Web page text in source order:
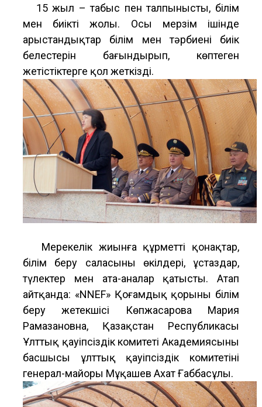
15 жыл – табыс пен талпыныстың, білім
мен биіктің жолы. Осы мерзім ішінде
арыстандықтар білім мен тәрбиенің биік
белестерін бағындырып, көптеген
жетістіктерге қол жеткізді.
Мерекелік жиынға құрметті қонақтар,
білім беру саласының өкілдері, ұстаздар,
түлектер мен ата-аналар қатысты. Атап
айтқанда: «NNEF» Қоғамдық қорының білім
беру жетекшісі Көпжасарова Мария
Рамазановна, Қазақстан Республикасы
Ұлттық қауіпсіздік комитеті Академиясының
басшысы ұлттық қауіпсіздік комитетінің
генерал-майоры Мұқашев Ахат Ғаббасұлы.